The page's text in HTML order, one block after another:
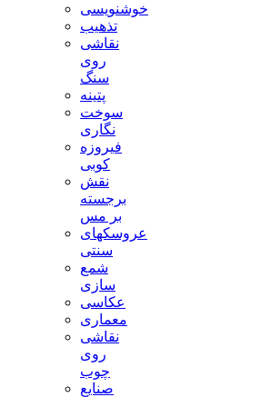
خوشنویسی
تذهیب
نقاشی
روی
سنگ
پتینه
سوخت
نگاری
فیروزه
کوبی
نقش
برجسته
بر مس
عروسکهای
سنتی
شمع
سازی
عکاسی
معماری
نقاشی
روی
چوب
صنایع